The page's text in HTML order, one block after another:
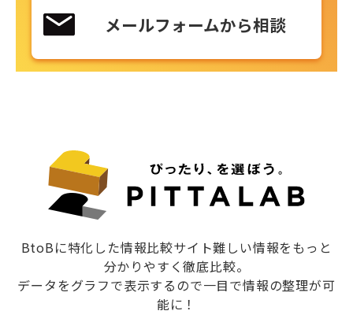
メールフォームから相談
BtoBに特化した情報比較サイト難しい情報をもっと
分かりやすく徹底比較。
データをグラフで表示するので一目で情報の整理が可
能に！